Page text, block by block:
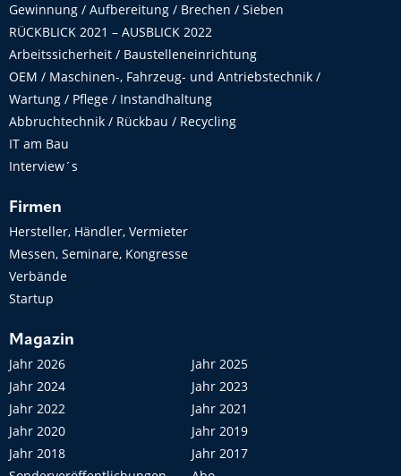
Gewinnung / Aufbereitung / Brechen / Sieben
RÜCKBLICK 2021 – AUSBLICK 2022
Arbeitssicherheit / Baustelleneinrichtung
OEM / Maschinen-, Fahrzeug- und Antriebstechnik /
Wartung / Pflege / Instandhaltung
Abbruchtechnik / Rückbau / Recycling
IT am Bau
Interview´s
Firmen
Hersteller, Händler, Vermieter
Messen, Seminare, Kongresse
Verbände
Startup
Magazin
Jahr 2026
Jahr 2025
Jahr 2024
Jahr 2023
Jahr 2022
Jahr 2021
Jahr 2020
Jahr 2019
Jahr 2018
Jahr 2017